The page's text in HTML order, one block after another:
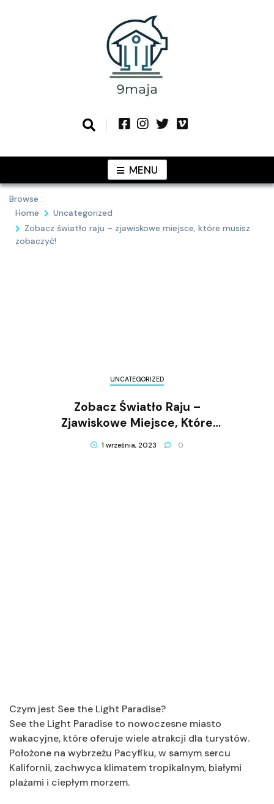
9MAJApomysłami
MENU
Browse :
Home
Uncategorized
Zobacz światło raju – zjawiskowe miejsce, które musisz
zobaczyć!
UNCATEGORIZED
Zobacz Światło Raju –
Zjawiskowe Miejsce, Które
Musisz Zobaczyć!
1 września, 2023 0
Czym jest See the Light Paradise?
See the Light Paradise to nowoczesne miasto
wakacyjne, które oferuje wiele atrakcji dla turystów.
Położone na wybrzeżu Pacyfiku, w samym sercu
Kalifornii, zachwyca klimatem tropikalnym, białymi
plażami i ciepłym morzem.